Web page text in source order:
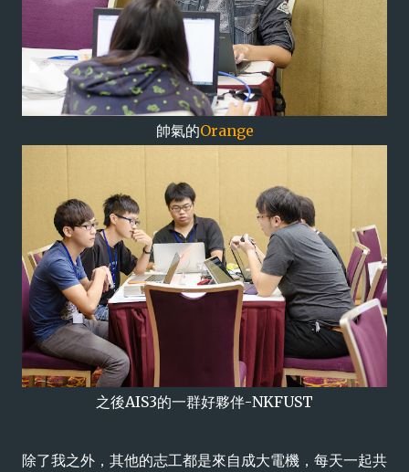
帥氣的Orange
之後AIS3的一群好夥伴-NKFUST
除了我之外，其他的志工都是來自成大電機，每天一起共